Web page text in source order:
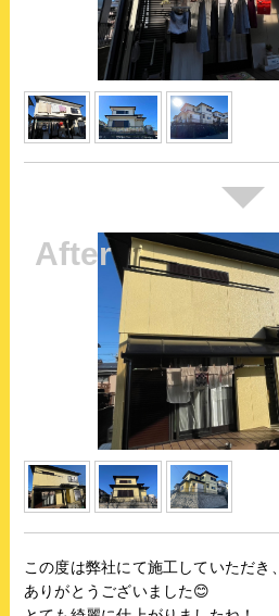
この度は弊社にて施工していただき、
ありがとうございました😊